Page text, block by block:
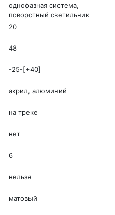
однофазная система,
поворотный светильник
20
48
-25-[+40]
акрил, алюминий
на треке
нет
6
нельзя
матовый